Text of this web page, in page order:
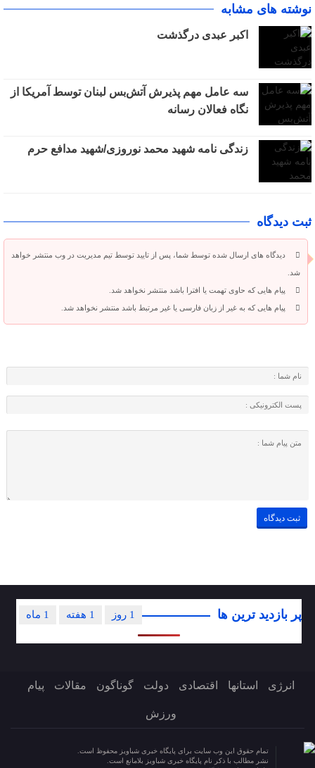
نوشته های مشابه
اکبر عبدی درگذشت
سه عامل مهم پذیرش آتش‌بس لبنان توسط آمریکا از
نگاه فعالان رسانه
زندگی نامه شهید محمد نوروزی/شهید مدافع حرم
ثبت دیدگاه
دیدگاه های ارسال شده توسط شما، پس از تایید توسط تیم مدیریت در وب منتشر خواهد
شد.
پیام هایی که حاوی تهمت یا افترا باشد منتشر نخواهد شد.
پیام هایی که به غیر از زبان فارسی یا غیر مرتبط باشد منتشر نخواهد شد.
پر بازدید ترین ها 1 ماه 1 هفته 1 روز
انرژی استانها اقتصادی دولت گوناگون مقالات پیام
ورزش
تمام حقوق این وب سایت برای پایگاه خبری شباویز محفوظ است.
نشر مطالب با ذکر نام پایگاه خبری شباویز بلامانع است.